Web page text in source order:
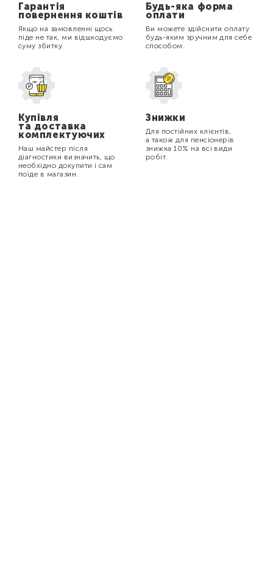
Гарантія
повернення коштів
Якщо на замовленні щось
піде не так, ми відшкодуємо
суму збитку.
Будь-яка форма
оплати
Ви можете здійснити оплату
будь-яким зручним для себе
способом.
Купівля
та доставка
комплектуючих
Наш майстер після
діагностики визначить, що
необхідно докупити і сам
поїде в магазин.
Знижки
Для постійних клієнтів,
а також для пенсіонерів
знижка 10% на всі види
робіт.